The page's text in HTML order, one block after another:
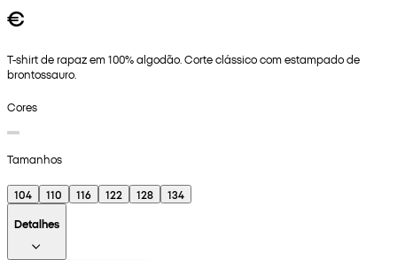
€
T-shirt de rapaz em 100% algodão. Corte clássico com estampado de
brontossauro.
Cores
Tamanhos
104 110 116 122 128
134
Detalhes